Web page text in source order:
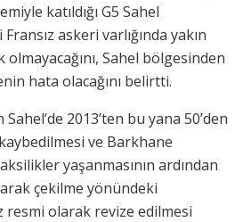
katıldığı G5 Sahel
askeri varlığında yakın
Sahel bölgesinden
hata olacağını belirtti.
2013’ten bu yana 50’den
ve Barkhane
yaşanmasının ardından
çekilme yönündeki
resmi olarak revize edilmesi